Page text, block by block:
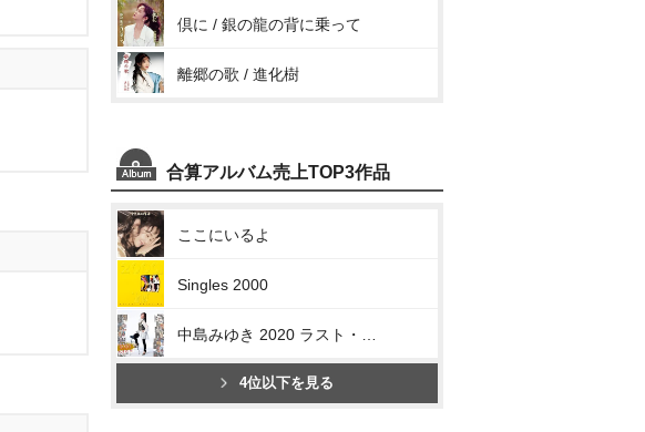
倶に / 銀の龍の背に乗って
離郷の歌 / 進化樹
合算アルバム売上TOP3作品
ここにいるよ
Singles 2000
4位以下を見る